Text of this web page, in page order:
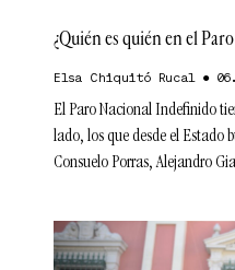
¿Quién es quién en el
Elsa Chiquitó Rucal
El Paro Nacional Indefinido
lado, los que desde el Estado
Consuelo Porras, Alejandro